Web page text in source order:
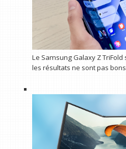
Le Samsung Galaxy Z
les résultats ne sont pas bons